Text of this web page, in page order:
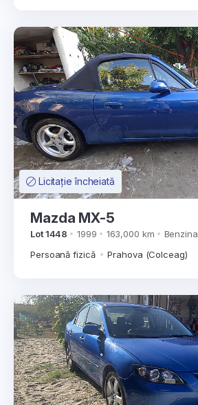
Licitație încheiată
Mazda MX-5
Lot 1448 1999 163,000 km
Benzina
Persoană fizică
Prahova (Colceag)